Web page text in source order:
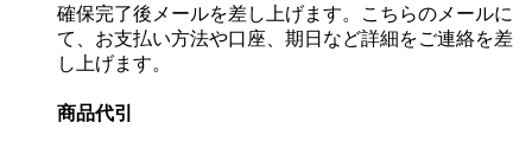
確保完了後メールを差し上げます。こちらのメールに
て、お支払い方法や口座、期日など詳細をご連絡を差
し上げます。
商品代引